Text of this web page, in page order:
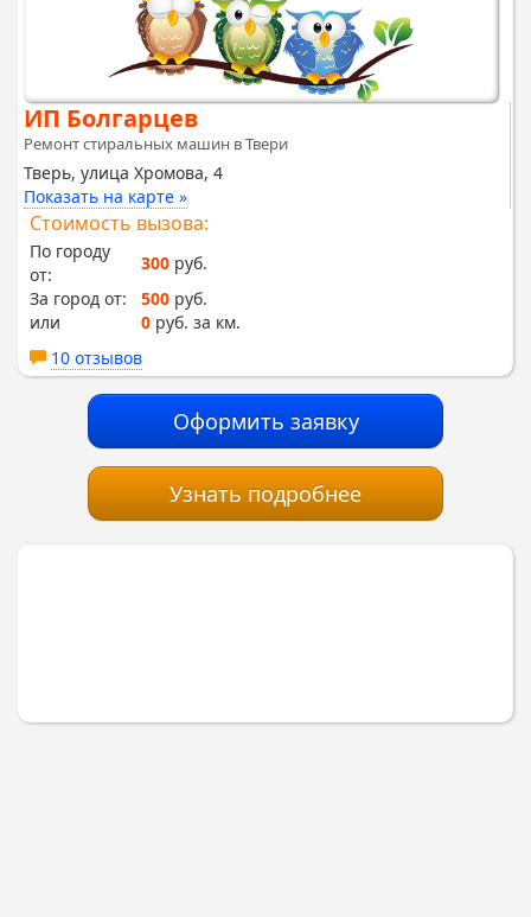
ИП Болгарцев
Ремонт стиральных машин в Твери
Тверь, улица Хромова, 4
Показать на карте »
Стоимость вызова:
По городу
от:
300 руб.
За город от:
500 руб.
или
0 руб. за км.
10 отзывов
Оформить заявку
Узнать подробнее